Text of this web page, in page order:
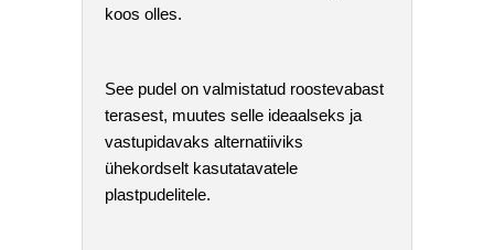
koos olles.
See pudel on valmistatud roostevabast
terasest, muutes selle ideaalseks ja
vastupidavaks alternatiiviks
ühekordselt kasutatavatele
plastpudelitele.